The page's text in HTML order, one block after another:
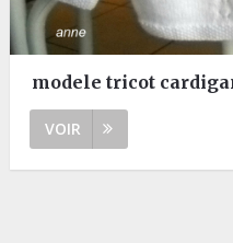
modele tricot
VOIR